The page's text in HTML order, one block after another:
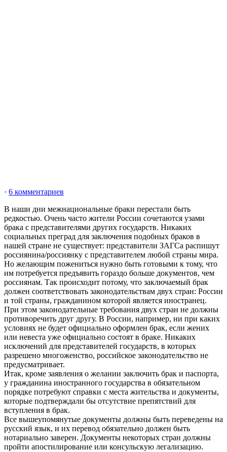
· 6 комментариев
В наши дни межнациональные браки перестали быть
редкостью. Очень часто жители России сочетаются узами
брака с представителями других государств. Никаких
социальных преград для заключения подобных браков в
нашей стране не существует: представители ЗАГСа распишут
россиянина/россиянку с представителем любой страны мира.
Но желающим пожениться нужно быть готовыми к тому, что
им потребуется предъявить гораздо больше документов, чем
россиянам. Так происходит потому, что заключаемый брак
должен соответствовать законодательствам двух стран: России
и той страны, гражданином которой является иностранец.
При этом законодательные требования двух стран не должны
противоречить друг другу. В России, например, ни при каких
условиях не будет официально оформлен брак, если жених
или невеста уже официально состоят в браке. Никаких
исключений для представителей государств, в которых
разрешено многоженство, российское законодательство не
предусматривает.
Итак, кроме заявления о желании заключить брак и паспорта,
у гражданина иностранного государства в обязательном
порядке потребуют справки с места жительства и документы,
которые подтверждали бы отсутствие препятствий для
вступления в брак.
Все вышеупомянутые документы должны быть переведены на
русский язык, и их перевод обязательно должен быть
нотариально заверен. Документы некоторых стран должны
пройти апостилирование или консульскую легализацию.